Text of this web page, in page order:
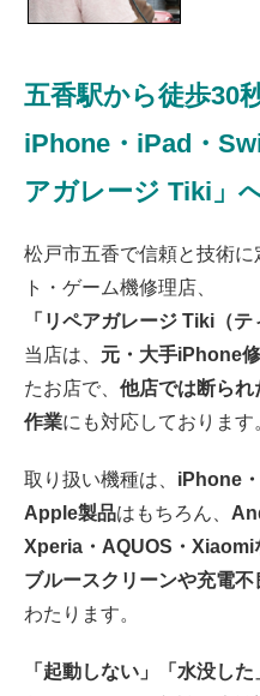
た！ありがとうございました！
頂きました！ありがとうございまし
2026/07/14
た！ありがとうございました！
松戸市よりお越しのお客様の
りがとうございました！
松戸市よりお越しのお客様の
た！ありがとうございました！
2026/07/12
りがとうございました！
2026/07/11
松戸市よりお越しのお客様の
した！ありがとうございました！
2026/07/11
松戸市よりお越しのお客様の
2026/07/11
松戸市よりお越しのお客様の
た！ありがとうございました！
松戸市よりお越しのお客様の
ました！ありがとうございました！
2026/07/10
松戸市よりお越しのお客様の
松戸市よりお越しのお客様の
五香駅から徒歩30
iPhone・iPad・
アガレージ Tiki」
松戸市五香で信頼と技術
ト・ゲーム機修理店、
「リペアガレージ Tiki（テ
当店は、 元・大手iPhone
たお店で、 他店では断ら
作業にも対応しております
取り扱い機種は、 iPhone
Apple製品はもちろん、
Xperia・AQUOS・Xiaomi
ブルースクリーンや充電不
わたります。
「起動しない」「水没し